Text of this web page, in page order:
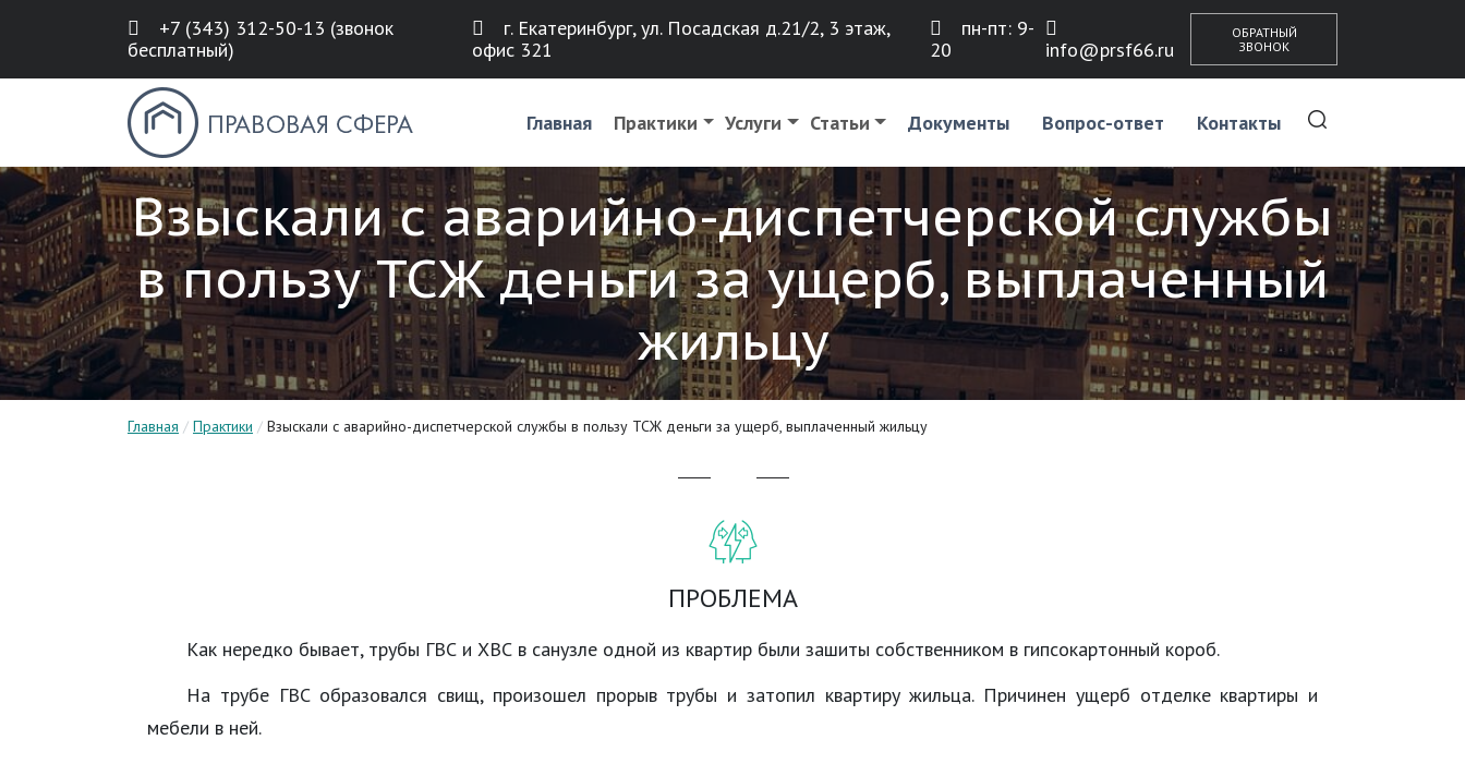
+7 (343) 312-50-13 (звонок
бесплатный)
г. Екатеринбург, ул. Посадская д.21/2, 3 этаж,
офис 321
пн-пт: 9-
20
info@prsf66.ru
ОБРАТНЫЙ
ЗВОНОК
Главная Практики Услуги Статьи Документы Вопрос-ответ Контакты
Взыскали с аварийно-диспетчерской службы
в пользу ТСЖ деньги за ущерб, выплаченный
жильцу
Главная / Практики / Взыскали с аварийно-диспетчерской службы в пользу ТСЖ деньги за ущерб, выплаченный жильцу
ПРОБЛЕМА
Как нередко бывает, трубы ГВС и ХВС в санузле одной из квартир были зашиты собственником в гипсокартонный короб.
На трубе ГВС образовался свищ, произошел прорыв трубы и затопил квартиру жильца. Причинен ущерб отделке квартиры и
мебели в ней.